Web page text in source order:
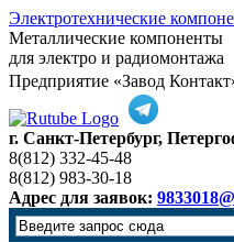
Электротехнические
Металлические компоненты
для электро и радиомонтажа
Предприятие «Завод
г. Санкт-Петербург,
8(812) 332-45-48
8(812) 983-30-18
Адрес для заявок: